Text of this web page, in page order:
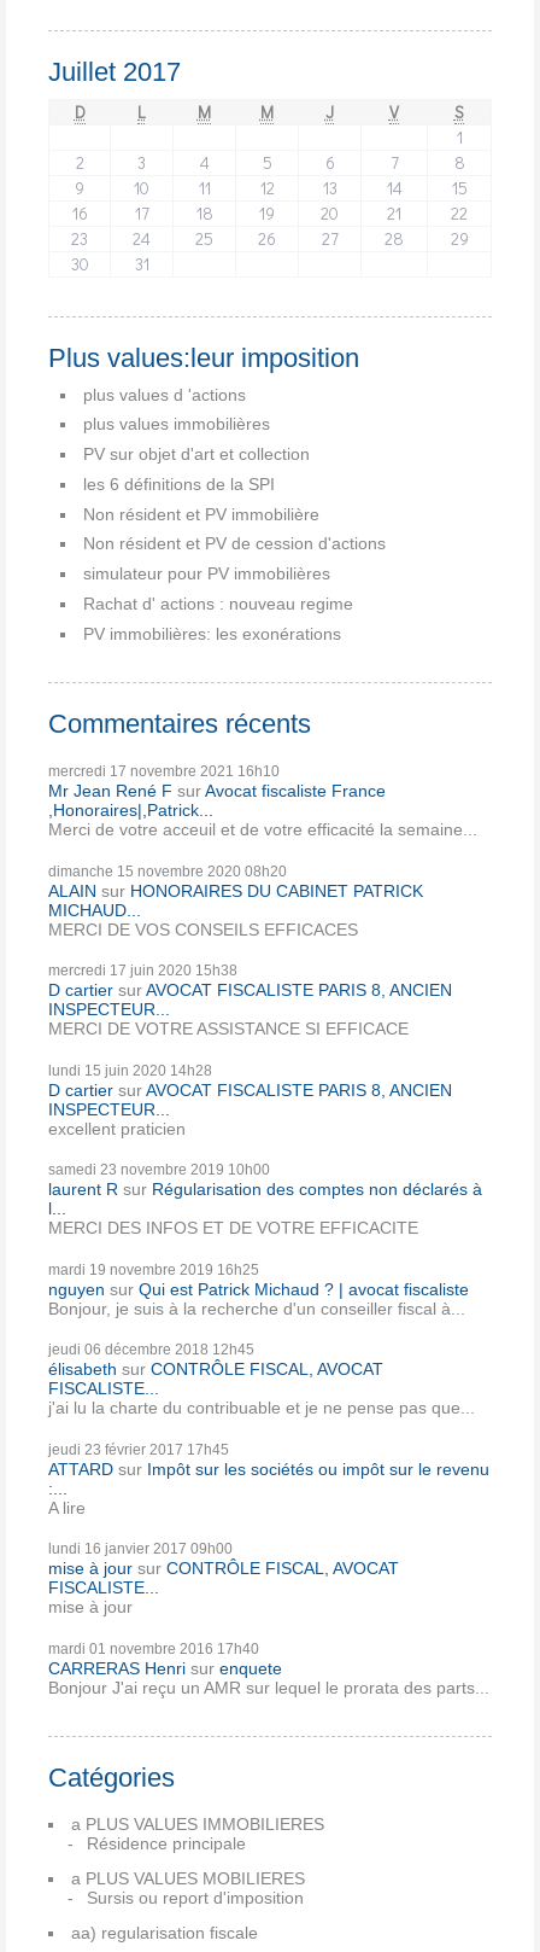
Juillet 2017
D L M M J V
S
1
2
3 4 5 6 7
8
9
10 11 12 13 14
15
16
17 18 19 20 21
22
23
24 25 26 27 28
29
30
31
Plus values:leur imposition
plus values d 'actions
plus values immobilières
PV sur objet d'art et collection
les 6 définitions de la SPI
Non résident et PV immobilière
Non résident et PV de cession d'actions
simulateur pour PV immobilières
Rachat d' actions : nouveau regime
PV immobilières: les exonérations
Commentaires récents
mercredi 17 novembre 2021 16h10
Mr Jean René F surAvocat fiscaliste France
,Honoraires|,Patrick...
Merci de votre acceuil et de votre efficacité la semaine...
dimanche 15 novembre 2020 08h20
ALAIN sur HONORAIRES DU CABINET PATRICK
MICHAUD...
MERCI DE VOS CONSEILS EFFICACES
mercredi 17 juin 2020 15h38
D cartier surAVOCAT FISCALISTE PARIS 8, ANCIEN
INSPECTEUR...
MERCI DE VOTRE ASSISTANCE SI EFFICACE
lundi 15 juin 2020 14h28
D cartier surAVOCAT FISCALISTE PARIS 8, ANCIEN
INSPECTEUR...
excellent praticien
samedi 23 novembre 2019 10h00
laurent R sur Régularisation des comptes non déclarés à
l...
MERCI DES INFOS ET DE VOTRE EFFICACITE
mardi 19 novembre 2019 16h25
nguyen sur Qui est Patrick Michaud ? | avocat fiscaliste
Bonjour, je suis à la recherche d'un conseiller fiscal à...
jeudi 06 décembre 2018 12h45
élisabeth sur CONTRÔLE FISCAL, AVOCAT
FISCALISTE...
j'ai lu la charte du contribuable et je ne pense pas que...
jeudi 23 février 2017 17h45
ATTARD sur Impôt sur les sociétés ou impôt sur le revenu
:...
A lire
lundi 16 janvier 2017 09h00
mise à jour sur CONTRÔLE FISCAL, AVOCAT
FISCALISTE...
mise à jour
mardi 01 novembre 2016 17h40
CARRERAS Henri sur enquete
Bonjour J'ai reçu un AMR sur lequel le prorata des parts...
Catégories
a PLUS VALUES IMMOBILIERES
Résidence principale
a PLUS VALUES MOBILIERES
Sursis ou report d'imposition
aa) regularisation fiscale